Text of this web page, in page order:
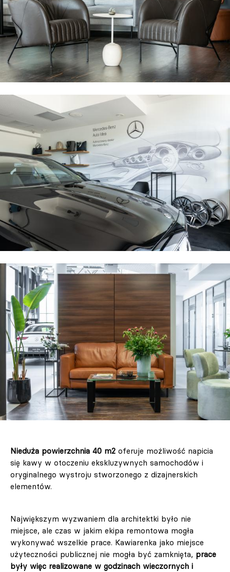
Nieduża powierzchnia 40 m2 oferuje możliwość napicia
się kawy w otoczeniu ekskluzywnych samochodów i
oryginalnego wystroju stworzonego z dizajnerskich
elementów.
Największym wyzwaniem dla architektki było nie
miejsce, ale czas w jakim ekipa remontowa mogła
wykonywać wszelkie prace. Kawiarenka jako miejsce
użyteczności publicznej nie mogła być zamknięta, prace
były więc realizowane w godzinach wieczornych i